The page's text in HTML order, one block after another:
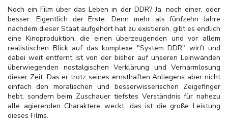
Noch ein Film über das Leben in der DDR? Ja, noch einer, oder
besser: Eigentlich der Erste. Denn mehr als fünfzehn Jahre
nachdem dieser Staat aufgehört hat zu existieren, gibt es endlich
eine Kinoproduktion, die einen überzeugenden und vor allem
realistischen Blick auf das komplexe "System DDR" wirft und
dabei weit entfernt ist von der bisher auf unseren Leinwänden
überwiegenden nostalgischen Verklärung und Verharmlosung
dieser Zeit. Das er trotz seines ernsthaften Anliegens aber nicht
einfach den moralischen und besserwisserischen Zeigefinger
hebt, sondern beim Zuschauer tiefstes Verständnis für nahezu
alle agierenden Charaktere weckt, das ist die große Leistung
dieses Films.